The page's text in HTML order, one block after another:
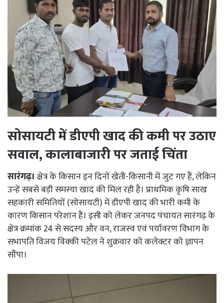
सोसायटी में डीएपी खाद की कमी पर उठाए
सवाल, कालाबाजारी पर जताई चिंता
सारंगढ़। क्षेत्र के किसान इन दिनों खेती-किसानी में जुट गए हैं, लेकिन
उन्हें सबसे बड़ी समस्या खाद की मिल रही है। प्राथमिक कृषि साख
सहकारी समितियों (सोसायटी) में डीएपी खाद की भारी कमी के
कारण किसान परेशान हैं। इसी को लेकर जनपद पंचायत सारंगढ़ के
क्षेत्र क्रमांक 24 से सदस्य और वन, राजस्व एवं पर्यावरण विभाग के
सभापति विजय विक्की पटेल ने शुक्रवार को कलेक्टर को ज्ञापन
सौंपा।